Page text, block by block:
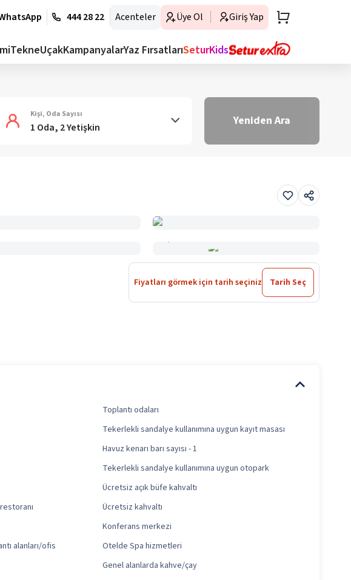
444 28 22 Acenteler Üye Ol Giriş Yap
TekneUçakKampanyalarYaz FırsatlarıSeturKids
Kişi, Oda Sayısı
1 Oda, 2 Yetişkin Yeniden Ara
Fiyatları görmek için tarih seçiniz Tarih Seç
Toplantı odaları
Tekerlekli sandalye kullanımına uygun kayıt masası
Havuz kenarı barı sayısı - 1
Tekerlekli sandalye kullanımına uygun otopark
Ücretsiz açık büfe kahvaltı
Ücretsiz kahvaltı
Konferans merkezi
alanları/ofis
Otelde Spa hizmetleri
Genel alanlarda kahve/çay